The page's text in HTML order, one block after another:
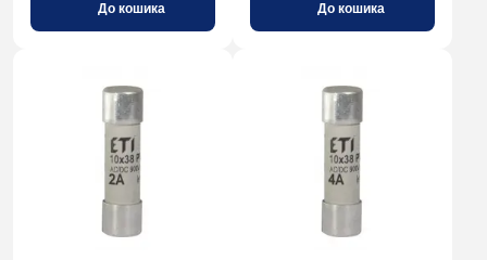
До кошика До кошика